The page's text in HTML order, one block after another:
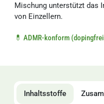
Mischung unterstützt das
von Einzellern.
💊 ADMR-konform
Inhaltsstoffe